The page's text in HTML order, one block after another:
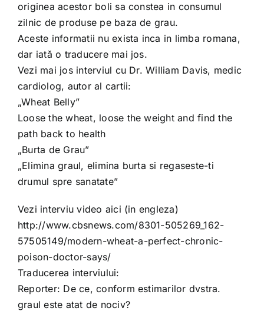
originea acestor boli sa constea in consumul
zilnic de produse pe baza de grau.
Aceste informatii nu exista inca in limba romana,
dar iată o traducere mai jos.
Vezi mai jos interviul cu Dr. William Davis, medic
cardiolog, autor al cartii:
„Wheat Belly”
Loose the wheat, loose the weight and find the
path back to health
„Burta de Grau”
„Elimina graul, elimina burta si regaseste-ti
drumul spre sanatate”
Vezi interviu video aici (in engleza)
http://www.cbsnews.com/8301-505269_162-
57505149/modern-wheat-a-perfect-chronic-
poison-doctor-says/
Traducerea interviului:
Reporter: De ce, conform estimarilor dvstra.
graul este atat de nociv?